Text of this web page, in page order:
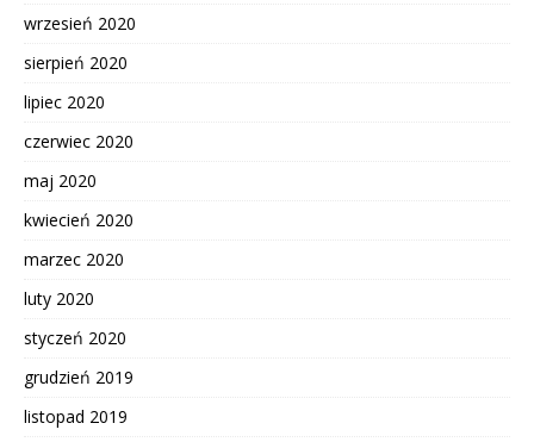
wrzesień 2020
sierpień 2020
lipiec 2020
czerwiec 2020
maj 2020
kwiecień 2020
marzec 2020
luty 2020
styczeń 2020
grudzień 2019
listopad 2019